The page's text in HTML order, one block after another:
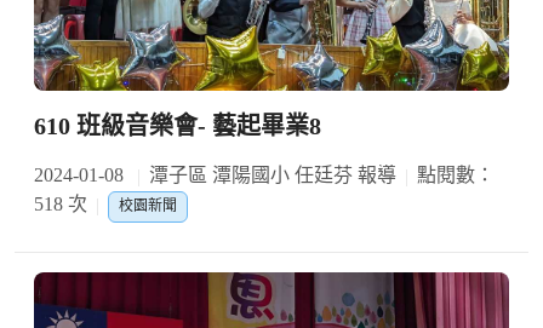
610 班級音樂會- 藝起畢業8
2024-01-08 潭子區 潭陽國小 任廷芬 報導
點閱數：
518 次
校園新聞